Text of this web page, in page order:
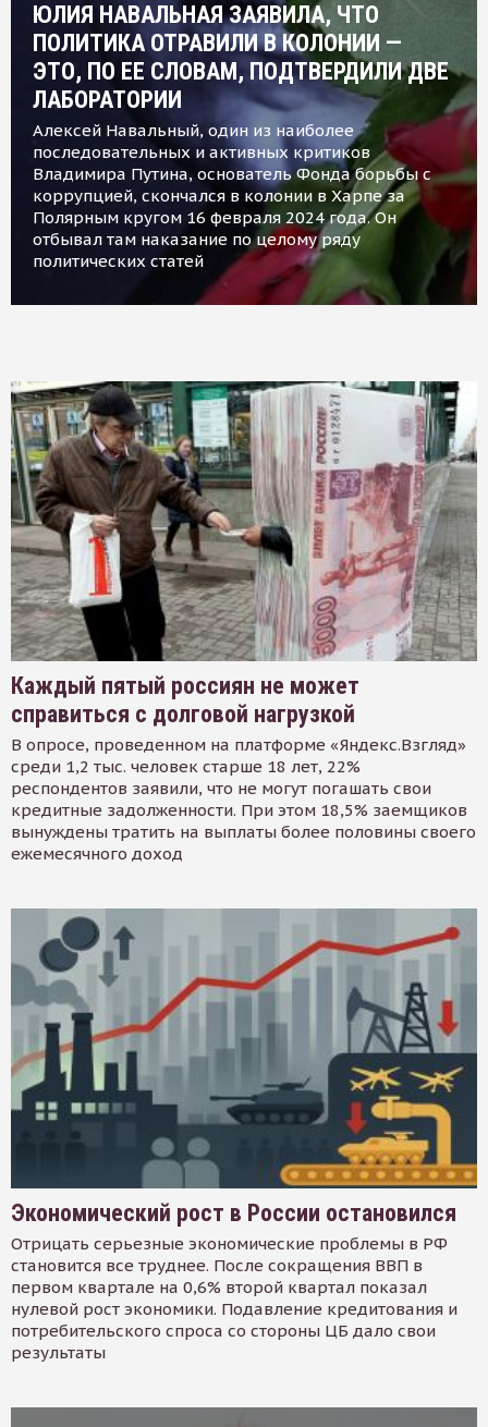
ЮЛИЯ НАВАЛЬНАЯ ЗАЯВИЛА, ЧТО
ПОЛИТИКА ОТРАВИЛИ В КОЛОНИИ —
ЭТО, ПО ЕЕ СЛОВАМ, ПОДТВЕРДИЛИ ДВЕ
ЛАБОРАТОРИИ
Алексей Навальный, один из наиболее
последовательных и активных критиков
Владимира Путина, основатель Фонда борьбы с
коррупцией, скончался в колонии в Харпе за
Полярным кругом 16 февраля 2024 года. Он
отбывал там наказание по целому ряду
политических статей
Каждый пятый россиян не может
справиться с долговой нагрузкой
В опросе, проведенном на платформе «Яндекс.Взгляд»
среди 1,2 тыс. человек старше 18 лет, 22%
респондентов заявили, что не могут погашать свои
кредитные задолженности. При этом 18,5% заемщиков
вынуждены тратить на выплаты более половины своего
ежемесячного доход
Экономический рост в России остановился
Отрицать серьезные экономические проблемы в РФ
становится все труднее. После сокращения ВВП в
первом квартале на 0,6% второй квартал показал
нулевой рост экономики. Подавление кредитования и
потребительского спроса со стороны ЦБ дало свои
результаты